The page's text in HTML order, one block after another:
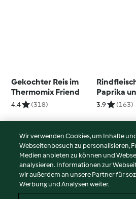
Gekochter Reis im
Thermomix Friend
4.4 (318)
Paprika
anbraten
3.9 (163)
© Copyright 2026
Nutzungsbedingungen
Datenschutzrichtlinien
Wir verwenden Cookies, um Inhalte
Webseitenbesuch zu personalisieren,
Medien anbieten zu können und
analysieren. Informationen zur
wir außerdem an unsere Partner für
Werbung und Analysen weiter.